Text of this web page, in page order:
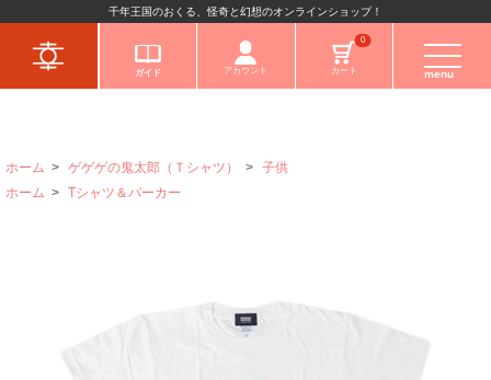
キャラクターか
千年王国のおくる、怪奇と幻想のオンラインショップ！
ガイド アカウント
0
カート menu
ホーム > ゲゲゲの鬼太郎（Ｔシャツ） > 子供
ホーム > Tシャツ＆パーカー